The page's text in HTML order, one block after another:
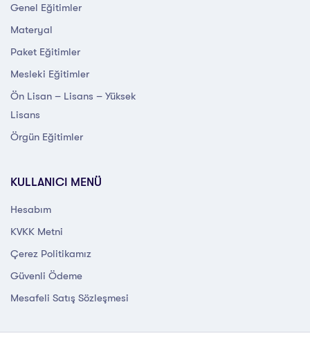
Genel Eğitimler
Materyal
Paket Eğitimler
Mesleki Eğitimler
Ön Lisan – Lisans – Yüksek
Lisans
Örgün Eğitimler
KULLANICI MENÜ
Hesabım
KVKK Metni
Çerez Politikamız
Güvenli Ödeme
Mesafeli Satış Sözleşmesi